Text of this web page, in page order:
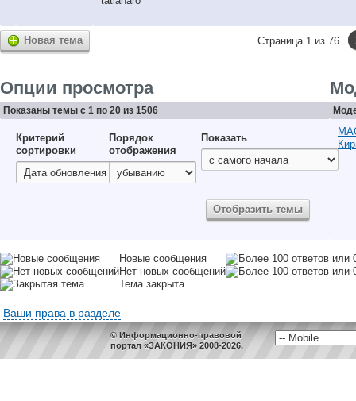
Новая тема Страница 1 из 76
Опции просмотра
Показаны темы с 1 по 20 из 1506
Критерий
сортировки
Порядок
отображения
Показать
Новые сообщения
Нет новых сообщений
Тема закрыта
Ваши права в разделе
© Информационно-правовой
портал «ЗАКОНИЯ» 2008-2026.